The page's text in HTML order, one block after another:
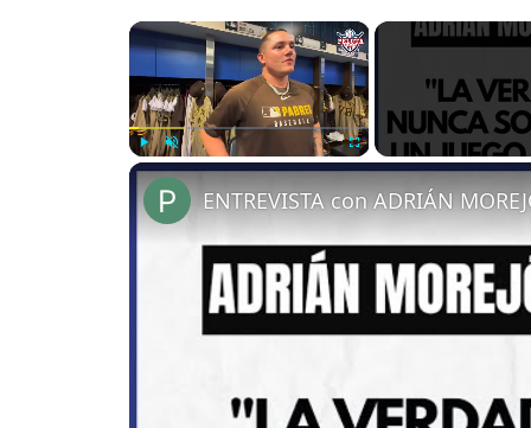
×
ENTREVISTA con ADRIÁN